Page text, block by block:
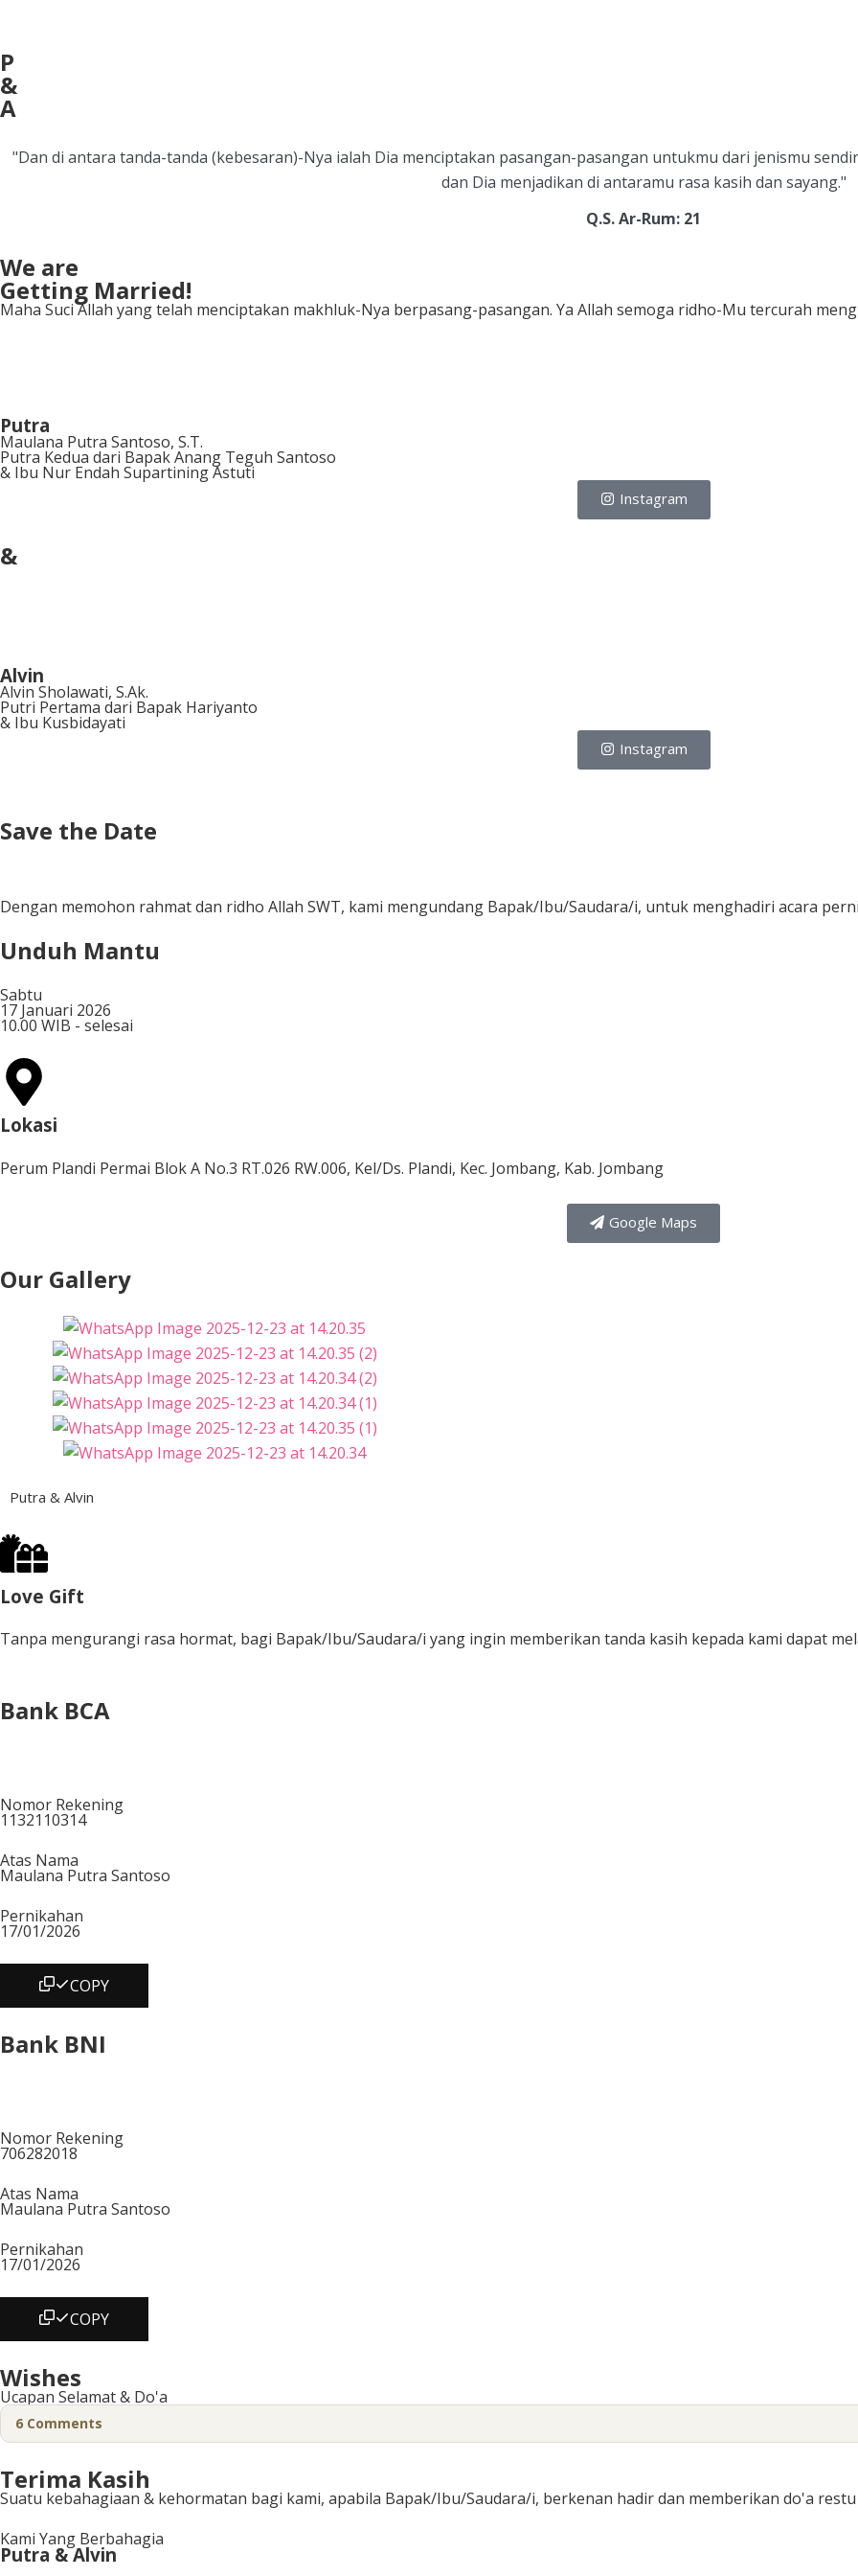
P
&
A
"Dan di antara tanda-tanda (kebesaran)-Nya ialah Dia menciptakan pasangan-pasangan untukmu dari jenismu
dan Dia menjadikan di antaramu rasa kasih dan sayang."
Q.S. Ar-Rum: 21
We are
Getting Married!
Maha Suci Allah yang telah menciptakan makhluk-Nya berpasang-pasangan. Ya Allah semoga ridho-Mu tercurah
Putra
Maulana Putra Santoso, S.T.
Putra Kedua dari Bapak Anang Teguh Santoso
& Ibu Nur Endah Supartining Astuti
Instagram
&
Alvin
Alvin Sholawati, S.Ak.
Putri Pertama dari Bapak Hariyanto
& Ibu Kusbidayati
Instagram
Save the Date
Dengan memohon rahmat dan ridho Allah SWT, kami mengundang Bapak/Ibu/Saudara/i, untuk menghadiri acara
Unduh Mantu
Sabtu
17 Januari 2026
10.00 WIB - selesai
Lokasi
Perum Plandi Permai Blok A No.3 RT.026 RW.006, Kel/Ds. Plandi, Kec. Jombang, Kab. Jombang
Google Maps
Our Gallery
Putra & Alvin
Love Gift
Tanpa mengurangi rasa hormat, bagi Bapak/Ibu/Saudara/i yang ingin memberikan tanda kasih kepada kami dapat
Bank BCA
Nomor Rekening
1132110314
Atas Nama
Maulana Putra Santoso
Pernikahan
17/01/2026
COPY
Bank BNI
Nomor Rekening
706282018
Atas Nama
Maulana Putra Santoso
Pernikahan
17/01/2026
COPY
Wishes
Ucapan Selamat & Do'a
6 Comments
Terima Kasih
Suatu kebahagiaan & kehormatan bagi kami, apabila Bapak/Ibu/Saudara/i, berkenan hadir dan memberikan do'a
Kami Yang Berbahagia
Putra & Alvin